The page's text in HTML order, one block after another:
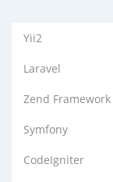
Yii2
Laravel
Zend Framework
Symfony
CodeIgniter